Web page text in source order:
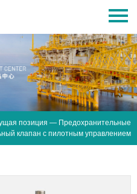
позиция — Предохранительные
клапан с пилотным управлением